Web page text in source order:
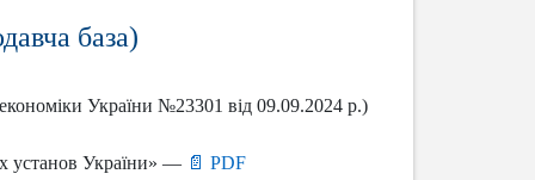
база)
України №23301 від 09.09.2024 р.)
установ України» — 📄 PDF